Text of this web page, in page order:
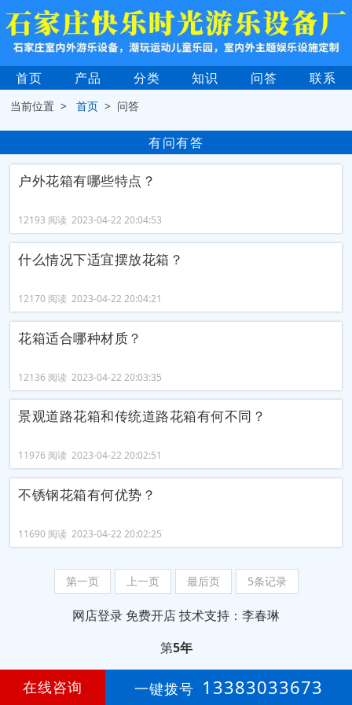
首页 产品 分类 知识 问答 联系
当前位置 >首页 > 问答
有问有答
户外花箱有哪些特点？
12193 阅读 2023-04-22 20:04:53
什么情况下适宜摆放花箱？
12170 阅读 2023-04-22 20:04:21
花箱适合哪种材质？
12136 阅读 2023-04-22 20:03:35
景观道路花箱和传统道路花箱有何不同？
11976 阅读 2023-04-22 20:02:51
不锈钢花箱有何优势？
11690 阅读 2023-04-22 20:02:25
第一页 上一页 最后页 5条记录
网店登录 免费开店技术支持：李春琳
第5年
在线咨询 一键拨号 13383033673